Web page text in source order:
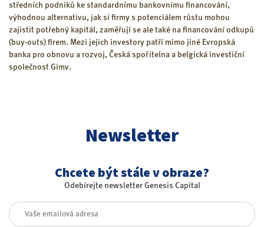
středních podniků ke standardnímu bankovnímu financování,
výhodnou alternativu, jak si firmy s potenciálem růstu mohou
zajistit potřebný kapitál, zaměřují se ale také na financování odkupů
(buy-outs) firem. Mezi jejich investory patří mimo jiné Evropská
banka pro obnovu a rozvoj, Česká spořitelna a belgická investiční
společnost Gimv.
Newsletter
Chcete být stále v obraze?
Odebírejte newsletter Genesis Capital